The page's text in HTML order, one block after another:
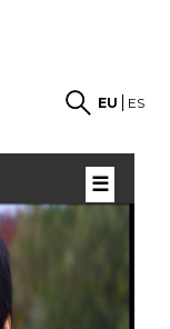
EU ES
☰